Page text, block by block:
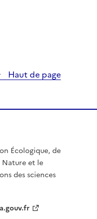
Haut de page
Écologique, de
Nature et le
des sciences